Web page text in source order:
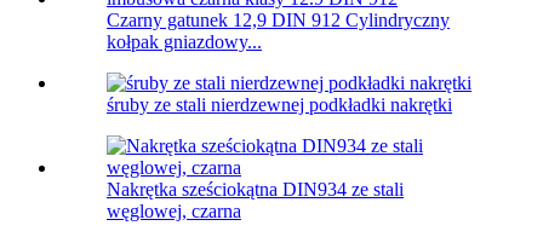
Czarny gatunek 12,9 DIN 912 Cylindryczny
kołpak gniazdowy...
śruby ze stali nierdzewnej podkładki nakrętki
Nakrętka sześciokątna DIN934 ze stali
węglowej, czarna